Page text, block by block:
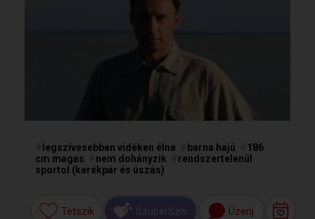
legszívesebben vidéken élne barna hajú
186
cm magas
nem dohányzik
rendszertelenül
sportol (kerékpár és úszás)
Tetszik SzuperSzív Üzenj